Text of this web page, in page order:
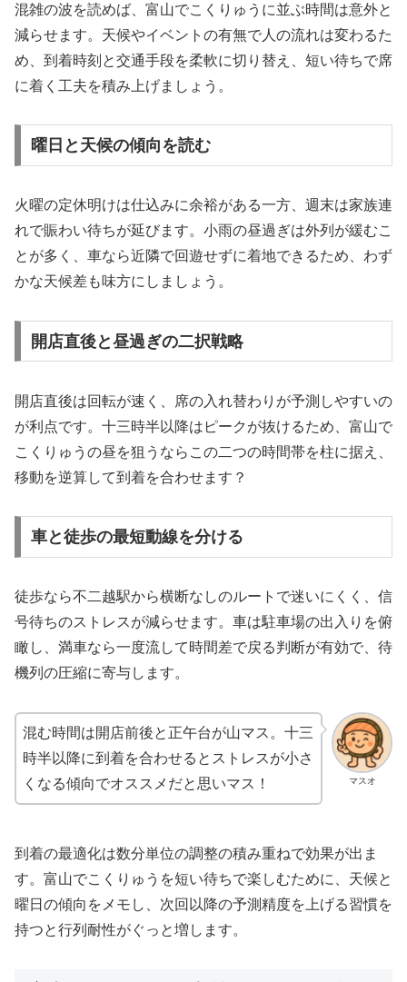
混雑の波を読めば、富山でこくりゅうに並ぶ時間は意外と
減らせます。天候やイベントの有無で人の流れは変わるた
め、到着時刻と交通手段を柔軟に切り替え、短い待ちで席
に着く工夫を積み上げましょう。
曜日と天候の傾向を読む
火曜の定休明けは仕込みに余裕がある一方、週末は家族連
れで賑わい待ちが延びます。小雨の昼過ぎは外列が緩むこ
とが多く、車なら近隣で回遊せずに着地できるため、わず
かな天候差も味方にしましょう。
開店直後と昼過ぎの二択戦略
開店直後は回転が速く、席の入れ替わりが予測しやすいの
が利点です。十三時半以降はピークが抜けるため、富山で
こくりゅうの昼を狙うならこの二つの時間帯を柱に据え、
移動を逆算して到着を合わせます？
車と徒歩の最短動線を分ける
徒歩なら不二越駅から横断なしのルートで迷いにくく、信
号待ちのストレスが減らせます。車は駐車場の出入りを俯
瞰し、満車なら一度流して時間差で戻る判断が有効で、待
機列の圧縮に寄与します。
マスオ
混む時間は開店前後と正午台が山マス。十三
時半以降に到着を合わせるとストレスが小さ
くなる傾向でオススメだと思いマス！
到着の最適化は数分単位の調整の積み重ねで効果が出ま
す。富山でこくりゅうを短い待ちで楽しむために、天候と
曜日の傾向をメモし、次回以降の予測精度を上げる習慣を
持つと行列耐性がぐっと増します。